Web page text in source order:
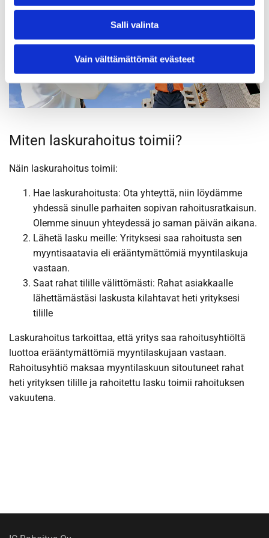
Salli valinta
Vain välttämättömät evästeet
Miten laskurahoitus toimii?
Näin laskurahoitus toimii:
Hae laskurahoitusta: Ota yhteyttä, niin löydämme
yhdessä sinulle parhaiten sopivan rahoitusratkaisun.
Olemme sinuun yhteydessä jo saman päivän aikana.
Lähetä lasku meille: Yrityksesi saa rahoitusta sen
myyntisaatavia eli erääntymättömiä myyntilaskuja
vastaan.
Saat rahat tilille välittömästi: Rahat asiakkaalle
lähettämästäsi laskusta kilahtavat heti yrityksesi
tilille
Laskurahoitus tarkoittaa, että yritys saa rahoitusyhtiöltä
luottoa erääntymättömiä myyntilaskujaan vastaan.
Rahoitusyhtiö maksaa myyntilaskuun sitoutuneet rahat
heti yrityksen tilille ja rahoitettu lasku toimii rahoituksen
vakuutena.